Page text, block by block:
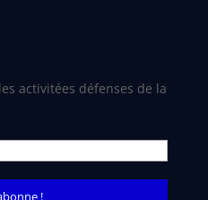
activitées défenses de la